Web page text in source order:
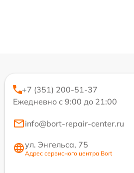
+7 (351) 200-51-37
Ежедневно с 9:00 до 21:00
info@bort-repair-center.ru
ул. Энгельса, 75
Адрес сервисного центра Bort